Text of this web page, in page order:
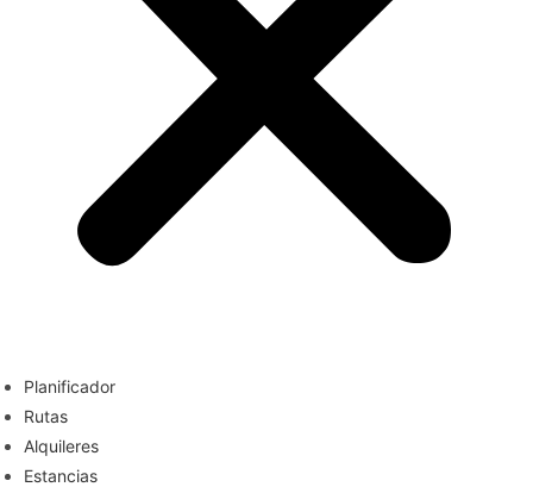
Planificador
Rutas
Alquileres
Estancias